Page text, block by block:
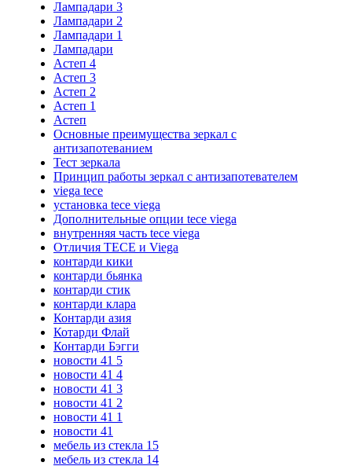
Лампадари 3
Лампадари 2
Лампадари 1
Лампадари
Астеп 4
Астеп 3
Астеп 2
Астеп 1
Астеп
Основные преимущества зеркал с
антизапотеванием
Тест зеркала
Принцип работы зеркал с антизапотевателем
viega tece
установка tece viega
Дополнительные опции tece viega
внутренняя часть tece viega
Отличия TECE и Viega
контарди кики
контарди бьянка
контарди стик
контарди клара
Контарди азия
Котарди Флай
Контарди Бэгги
новости 41 5
новости 41 4
новости 41 3
новости 41 2
новости 41 1
новости 41
мебель из стекла 15
мебель из стекла 14